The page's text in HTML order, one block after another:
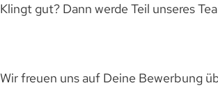
Klingt gut? Dann werde Teil unseres
Wir freuen uns auf Deine Bewerbung